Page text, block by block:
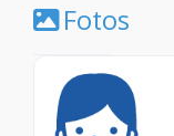
Fotos